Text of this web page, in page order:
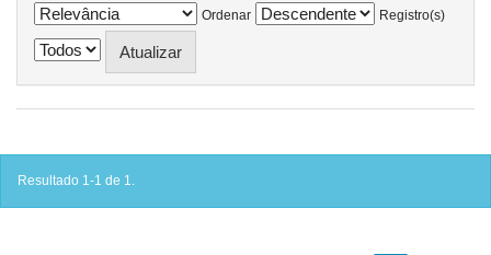
Ordenar
Registro(s)
Resultado 1-1 de 1.